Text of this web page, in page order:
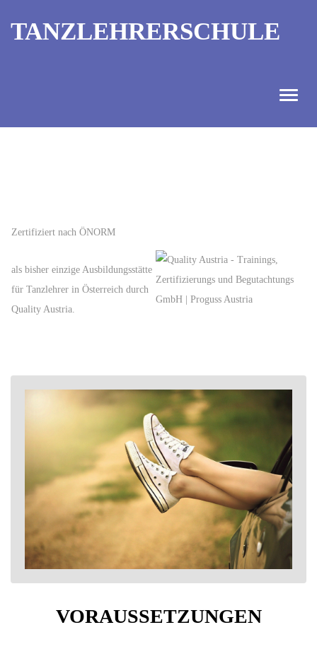
TANZLEHRERSCHULE
TANZMEISTER
Zertifiziert nach ÖNORM
als bisher einzige Ausbildungsstätte
für Tanzlehrer in Österreich durch
Quality Austria.
VORAUSSETZUNGEN